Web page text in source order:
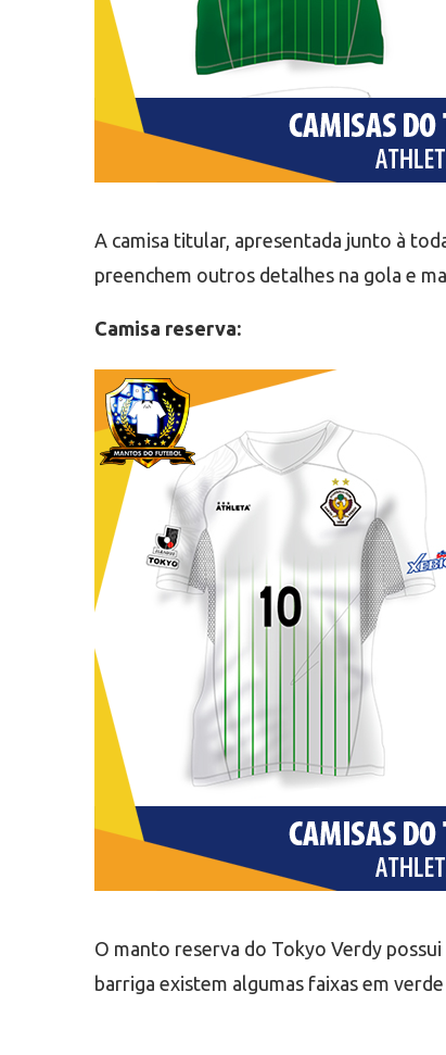
A camisa titular, apresentada junto à
preenchem outros detalhes na gola e
Camisa reserva:
O manto reserva do Tokyo Verdy
barriga existem algumas faixas em